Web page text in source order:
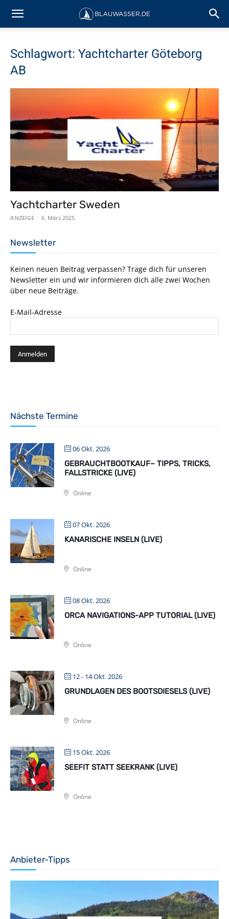
Schlagwort: Yachtcharter Göteborg
AB
Yachtcharter Sweden
ANZEIGE - 6. März 2025
Newsletter
Keinen neuen Beitrag verpassen? Trage dich für unseren
Newsletter ein und wir informieren dich alle zwei Wochen
über neue Beiträge.
E-Mail-Adresse
Nächste Termine
06 Okt. 2026
GEBRAUCHTBOOTKAUF– TIPPS, TRICKS,
FALLSTRICKE (LIVE)
Online
07 Okt. 2026
KANARISCHE INSELN (LIVE)
Online
08 Okt. 2026
ORCA NAVIGATIONS-APP TUTORIAL (LIVE)
Online
12 - 14 Okt. 2026
GRUNDLAGEN DES BOOTSDIESELS (LIVE)
Online
15 Okt. 2026
SEEFIT STATT SEEKRANK (LIVE)
Online
Anbieter-Tipps